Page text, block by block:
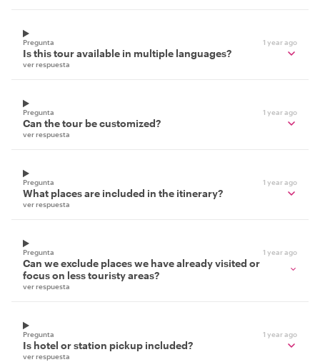
Pregunta 1 year ago
Is this tour available in multiple languages?
ver respuesta
Pregunta 1 year ago
Can the tour be customized?
ver respuesta
Pregunta 1 year ago
What places are included in the itinerary?
ver respuesta
Pregunta 1 year ago
Can we exclude places we have already visited or
focus on less touristy areas?
ver respuesta
Pregunta 1 year ago
Is hotel or station pickup included?
ver respuesta